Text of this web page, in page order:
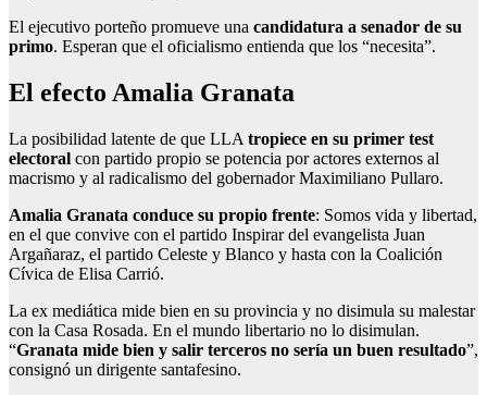
El ejecutivo porteño promueve una candidatura a senador de su
primo. Esperan que el oficialismo entienda que los “necesita”.
El efecto Amalia Granata
La posibilidad latente de que LLA tropiece en su primer test
electoral con partido propio se potencia por actores externos al
macrismo y al radicalismo del gobernador Maximiliano Pullaro.
Amalia Granata conduce su propio frente: Somos vida y libertad,
en el que convive con el partido Inspirar del evangelista Juan
Argañaraz, el partido Celeste y Blanco y hasta con la Coalición
Cívica de Elisa Carrió.
La ex mediática mide bien en su provincia y no disimula su malestar
con la Casa Rosada. En el mundo libertario no lo disimulan.
“Granata mide bien y salir terceros no sería un buen resultado”,
consignó un dirigente santafesino.